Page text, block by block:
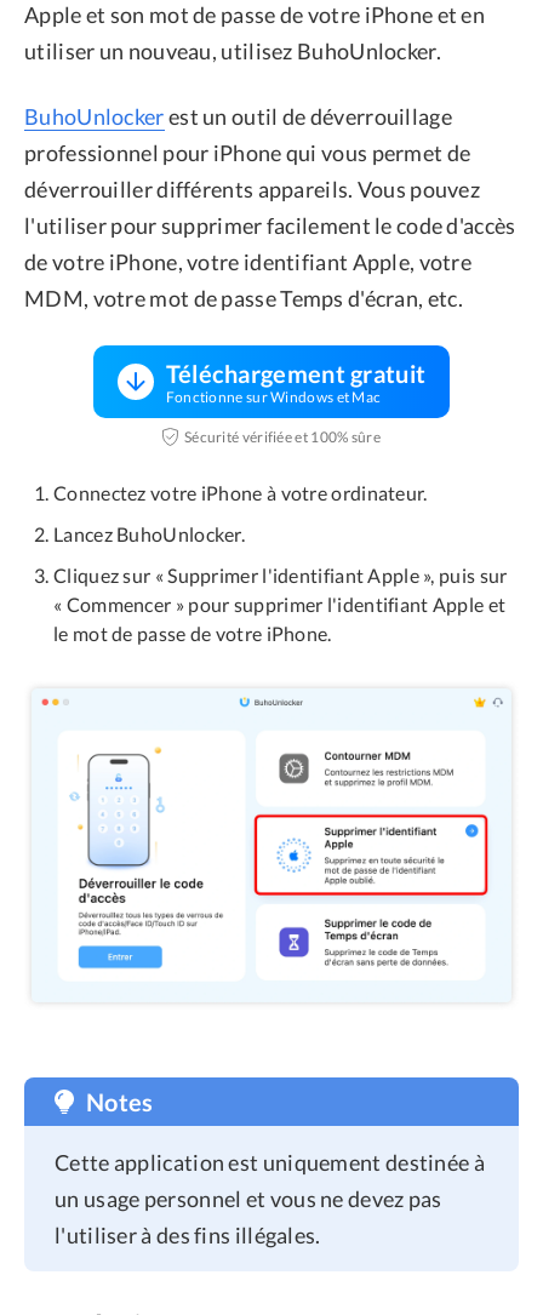
Apple et son mot de passe de votre iPhone et en
utiliser un nouveau, utilisez BuhoUnlocker.
BuhoUnlockerest un outil de déverrouillage
professionnel pour iPhone qui vous permet de
déverrouiller différents appareils. Vous pouvez
l'utiliser pour supprimer facilement le code d'accès
de votre iPhone, votre identifiant Apple, votre
MDM, votre mot de passe Temps d'écran, etc.
Téléchargement gratuit
Fonctionne sur Windows et Mac
Sécurité vérifiée et 100% sûre
Connectez votre iPhone à votre ordinateur.
Lancez BuhoUnlocker.
Cliquez sur « Supprimer l'identifiant Apple », puis sur
« Commencer » pour supprimer l'identifiant Apple et
le mot de passe de votre iPhone.
Notes
Cette application est uniquement destinée à
un usage personnel et vous ne devez pas
l'utiliser à des fins illégales.